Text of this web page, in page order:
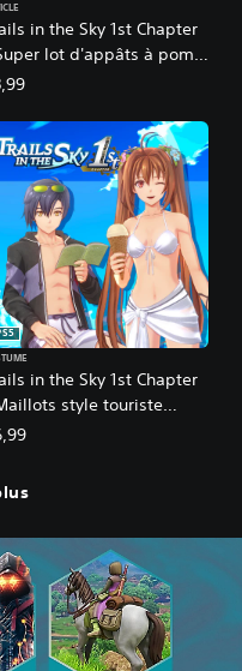
in the Sky 1st Chapter
lot d'appâts à pom
2
in the Sky 1st Chapter
style touriste
et Joshua)